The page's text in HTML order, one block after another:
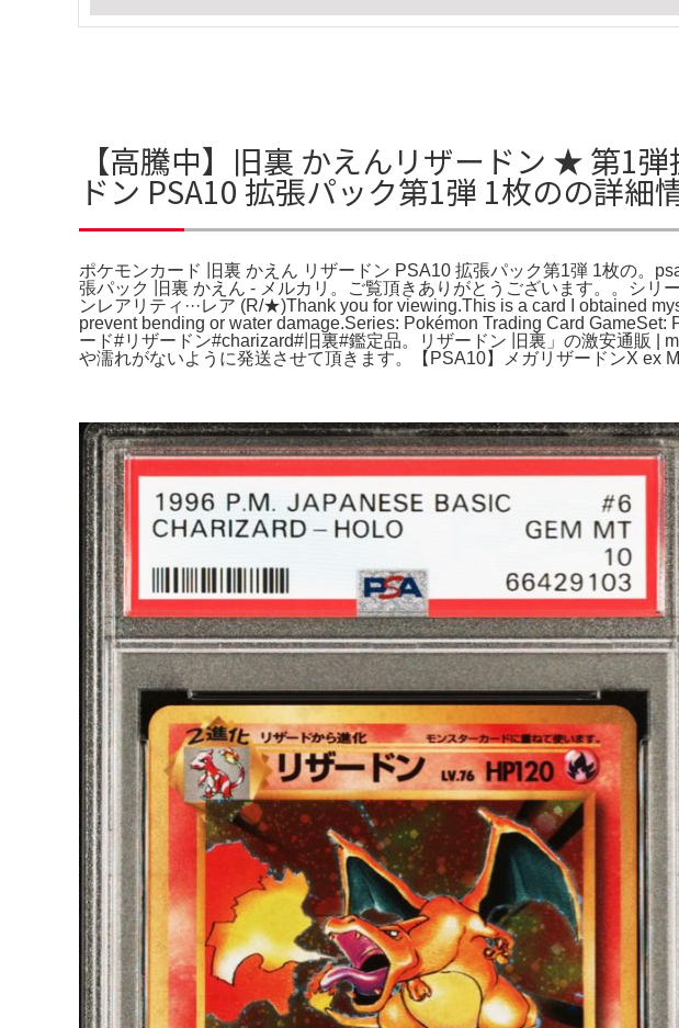
【高騰中】旧裏 かえんリザードン ★ 第1
ドン PSA10 拡張パック第1弾 1枚のの詳細
ポケモンカード 旧裏 かえん リザードン PSA10 拡張パック第1弾 1枚の
張パック 旧裏 かえん - メルカリ。ご覧頂きありがとうございます。。シリ
ンレアリティ···レア (R/★)Thank you for viewing.This is a card I obtained
prevent bending or water damage.Series: Pokémon Trading Card
ード#リザードン#charizard#旧裏#鑑定品。リザードン 旧裏」の激安通販 |
や濡れがないように発送させて頂きます。【PSA10】メガリザードンX ex